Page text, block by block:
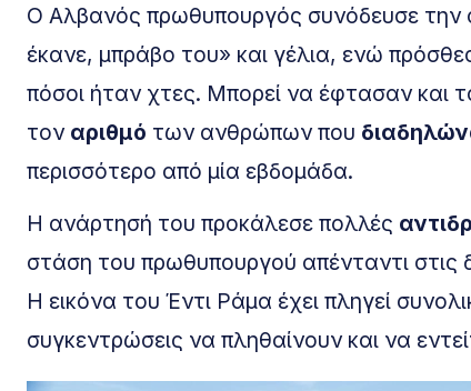
Ο Αλβανός πρωθυπουργός συνόδευσε την
έκανε, μπράβο του» και γέλια, ενώ
πόσοι ήταν χτες. Μπορεί να έφτασαν και
τον αριθμό των ανθρώπων που
περισσότερο από μία εβδομάδα.
Η ανάρτησή του προκάλεσε πολλές
στάση του πρωθυπουργού απένταντι στις
Η εικόνα του Έντι Ράμα έχει πληγεί
συγκεντρώσεις να πληθαίνουν και να